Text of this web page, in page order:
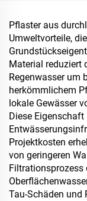
Pflaster aus
Umweltvorteile,
Material reduziert
Regenwasser um
herkömmlichem
lokale Gewässer
Diese
Projektkosten
von geringeren
Filtrationsprozess
Tau-Schäden und